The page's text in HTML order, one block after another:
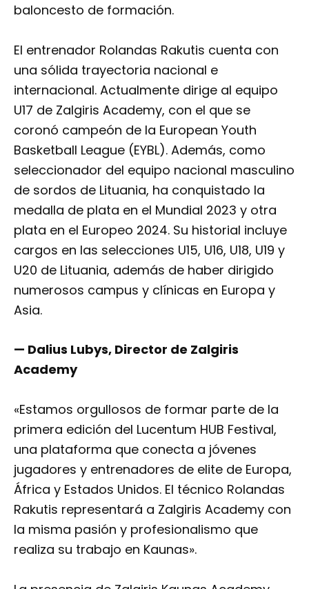
baloncesto de formación.
El entrenador Rolandas Rakutis cuenta con
una sólida trayectoria nacional e
internacional. Actualmente dirige al equipo
U17 de Zalgiris Academy, con el que se
coronó campeón de la European Youth
Basketball League (EYBL). Además, como
seleccionador del equipo nacional masculino
de sordos de Lituania, ha conquistado la
medalla de plata en el Mundial 2023 y otra
plata en el Europeo 2024. Su historial incluye
cargos en las selecciones U15, U16, U18, U19 y
U20 de Lituania, además de haber dirigido
numerosos campus y clínicas en Europa y
Asia.
— Dalius Lubys, Director de Zalgiris
Academy
«Estamos orgullosos de formar parte de la
primera edición del Lucentum HUB Festival,
una plataforma que conecta a jóvenes
jugadores y entrenadores de elite de Europa,
África y Estados Unidos. El técnico Rolandas
Rakutis representará a Zalgiris Academy con
la misma pasión y profesionalismo que
realiza su trabajo en Kaunas».